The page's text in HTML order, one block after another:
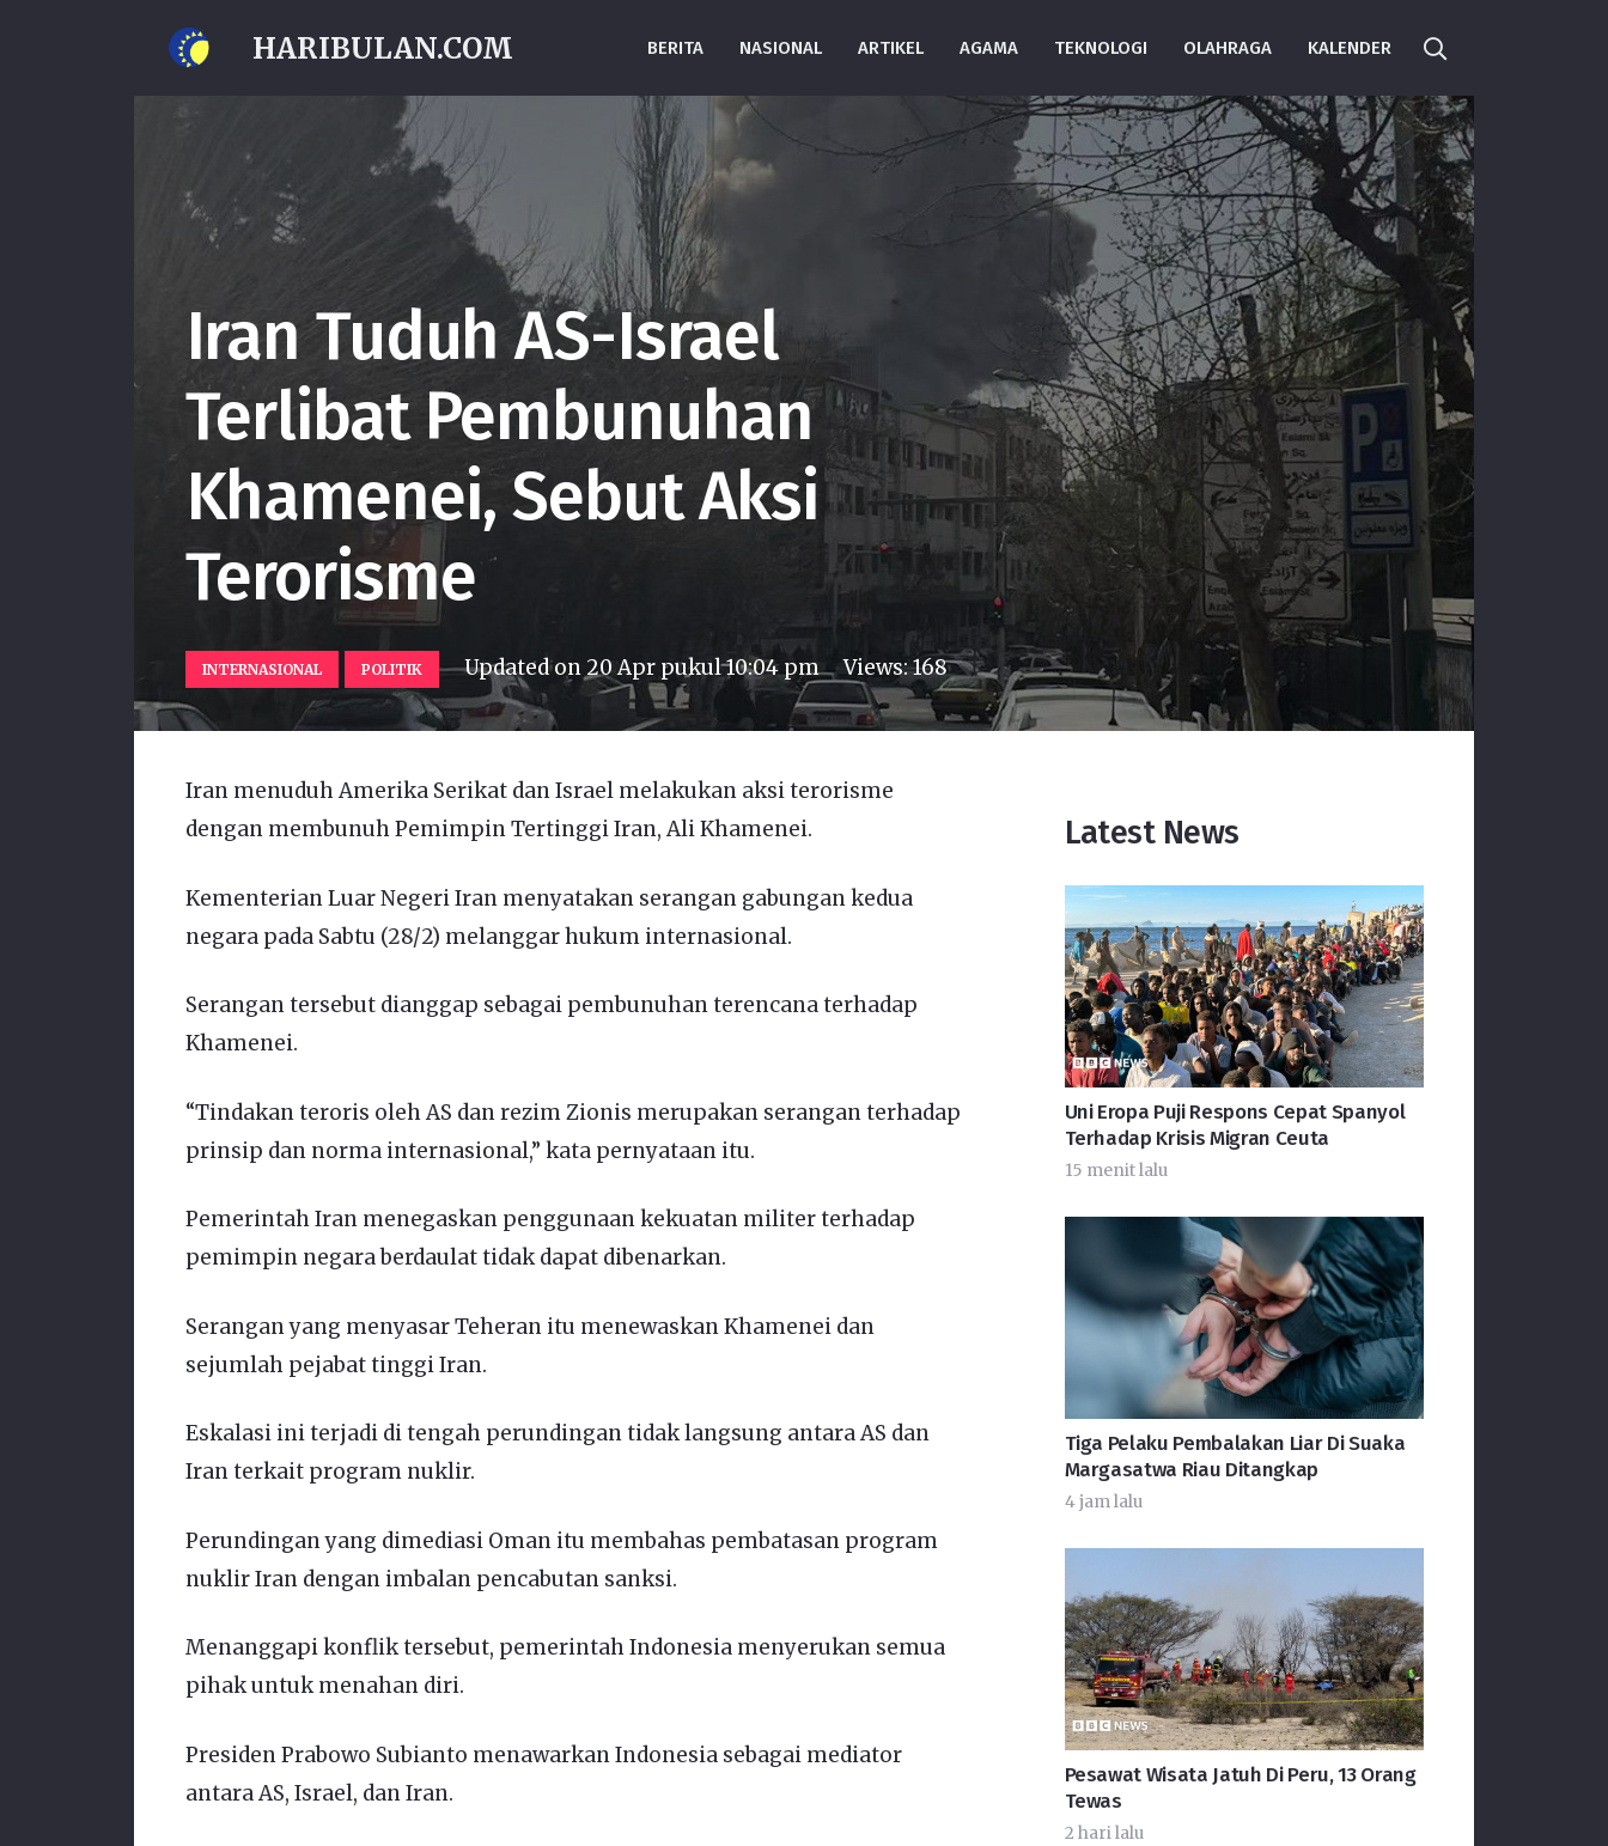
HARIBULAN.COM BERITA NASIONAL ARTIKEL AGAMA TEKNOLOGI OLAHRAGA KALENDER
Iran Tuduh AS-Israel
Terlibat Pembunuhan
Khamenei, Sebut Aksi
Terorisme
INTERNASIONAL POLITIK Updated on 20 Apr pukul 10:04 pm Views:168
Iran menuduh Amerika Serikat dan Israel melakukan aksi terorisme
dengan membunuh Pemimpin Tertinggi Iran, Ali Khamenei.
Kementerian Luar Negeri Iran menyatakan serangan gabungan kedua
negara pada Sabtu (28/2) melanggar hukum internasional.
Serangan tersebut dianggap sebagai pembunuhan terencana terhadap
Khamenei.
“Tindakan teroris oleh AS dan rezim Zionis merupakan serangan terhadap
prinsip dan norma internasional,” kata pernyataan itu.
Pemerintah Iran menegaskan penggunaan kekuatan militer terhadap
pemimpin negara berdaulat tidak dapat dibenarkan.
Serangan yang menyasar Teheran itu menewaskan Khamenei dan
sejumlah pejabat tinggi Iran.
Eskalasi ini terjadi di tengah perundingan tidak langsung antara AS dan
Iran terkait program nuklir.
Perundingan yang dimediasi Oman itu membahas pembatasan program
nuklir Iran dengan imbalan pencabutan sanksi.
Menanggapi konflik tersebut, pemerintah Indonesia menyerukan semua
pihak untuk menahan diri.
Presiden Prabowo Subianto menawarkan Indonesia sebagai mediator
antara AS, Israel, dan Iran.
Latest News
Uni Eropa Puji Respons Cepat Spanyol
Terhadap Krisis Migran Ceuta
15 menit lalu
Tiga Pelaku Pembalakan Liar Di Suaka
Margasatwa Riau Ditangkap
4 jam lalu
Pesawat Wisata Jatuh Di Peru, 13 Orang
Tewas
2 hari lalu